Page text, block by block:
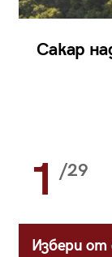
Сакар
1 /29
Избери от